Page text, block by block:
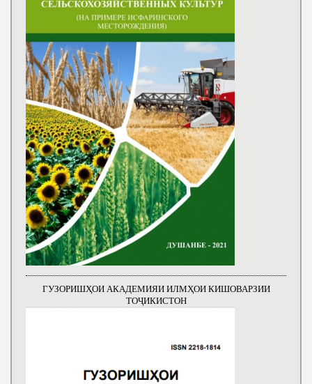
ГУЗОРИШҲОИ АКАДЕМИЯИ ИЛМҲОИ КИШОВАРЗИИ
ТОҶИКИСТОН